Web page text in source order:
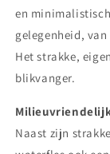
en
gelegenheid,
Het strakke,
blikvanger.
Naast zijn